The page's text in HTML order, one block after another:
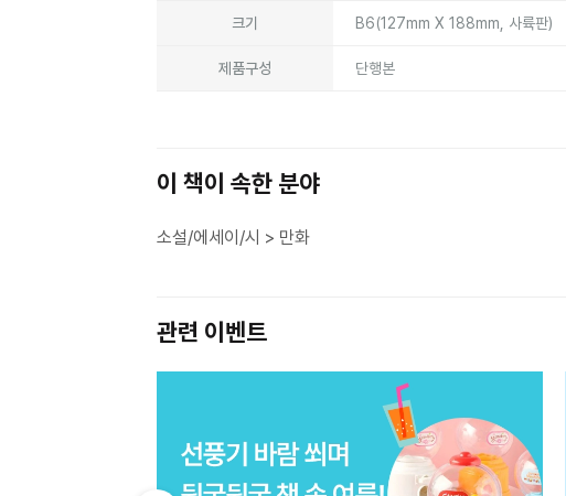
크기 B6(127mm X 188mm, 사륙판)
제품구성 단행본
이 책이 속한 분야
소설/에세이/시 > 만화
관련 이벤트